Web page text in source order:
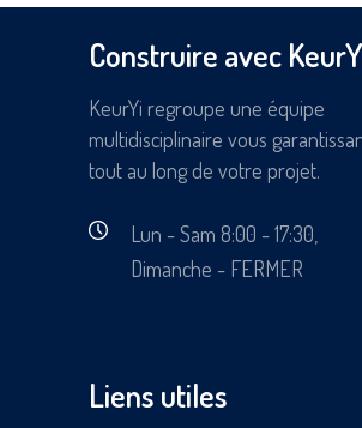
Construire avec
KeurYi regroupe une équipe
multidisciplinaire vous
tout au long de votre projet.
Lun - Sam 8:00 - 17:30,
Dimanche - FERMER
Liens utiles